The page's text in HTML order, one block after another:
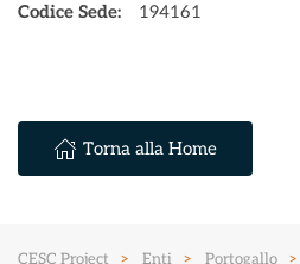
Codice Sede:
194161
Torna alla Home
CESC Project Enti Portogallo